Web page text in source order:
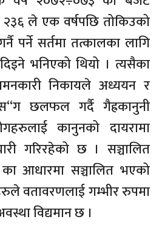
२३६ ले एक वर्षपछि तोकिउको
पर्ने सर्तमा तत्कालका लागि
भनिएको थियो । त्यसैका
निकायले अध्ययन र
छलफल गर्दै गैह्रकानुनी
कानुनको दायरामा
गरिरहेको छ । सञ्चालित
आधारमा सञ्चालित भएको
वतावरणलाई गम्भीर रुपमा
विद्यमान छ ।